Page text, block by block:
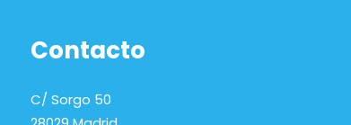
Contacto
C/ Sorgo 50